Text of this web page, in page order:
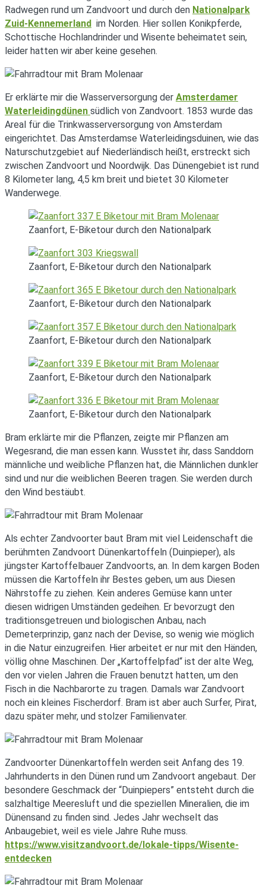
Radwegen rund um Zandvoort und durch den Nationalpark
Zuid-Kennemerland im Norden. Hier sollen Konikpferde,
Schottische Hochlandrinder und Wisente beheimatet sein,
leider hatten wir aber keine gesehen.
Er erklärte mir die Wasserversorgung der Amsterdamer
Waterleidingdünen südlich von Zandvoort. 1853 wurde das
Areal für die Trinkwasserversorgung von Amsterdam
eingerichtet. Das Amsterdamse Waterleidingsduinen, wie das
Naturschutzgebiet auf Niederländisch heißt, erstreckt sich
zwischen Zandvoort und Noordwijk. Das Dünengebiet ist rund
8 Kilometer lang, 4,5 km breit und bietet 30 Kilometer
Wanderwege.
Zaanfort, E-Biketour durch den Nationalpark
Zaanfort, E-Biketour durch den Nationalpark
Zaanfort, E-Biketour durch den Nationalpark
Zaanfort, E-Biketour durch den Nationalpark
Zaanfort, E-Biketour durch den Nationalpark
Zaanfort, E-Biketour durch den Nationalpark
Bram erklärte mir die Pflanzen, zeigte mir Pflanzen am
Wegesrand, die man essen kann. Wusstet ihr, dass Sanddorn
männliche und weibliche Pflanzen hat, die Männlichen dunkler
sind und nur die weiblichen Beeren tragen. Sie werden durch
den Wind bestäubt.
Als echter Zandvoorter baut Bram mit viel Leidenschaft die
berühmten Zandvoort Dünenkartoffeln (Duinpieper), als
jüngster Kartoffelbauer Zandvoorts, an. In dem kargen Boden
müssen die Kartoffeln ihr Bestes geben, um aus Diesen
Nährstoffe zu ziehen. Kein anderes Gemüse kann unter
diesen widrigen Umständen gedeihen. Er bevorzugt den
traditionsgetreuen und biologischen Anbau, nach
Demeterprinzip, ganz nach der Devise, so wenig wie möglich
in die Natur einzugreifen. Hier arbeitet er nur mit den Händen,
völlig ohne Maschinen. Der „Kartoffelpfad“ ist der alte Weg,
den vor vielen Jahren die Frauen benutzt hatten, um den
Fisch in die Nachbarorte zu tragen. Damals war Zandvoort
noch ein kleines Fischerdorf. Bram ist aber auch Surfer, Pirat,
dazu später mehr, und stolzer Familienvater.
Zandvoorter Dünenkartoffeln werden seit Anfang des 19.
Jahrhunderts in den Dünen rund um Zandvoort angebaut. Der
besondere Geschmack der “Duinpiepers” entsteht durch die
salzhaltige Meeresluft und die speziellen Mineralien, die im
Dünensand zu finden sind. Jedes Jahr wechselt das
Anbaugebiet, weil es viele Jahre Ruhe muss.
https://www.visitzandvoort.de/lokale-tipps/Wisente-
entdecken